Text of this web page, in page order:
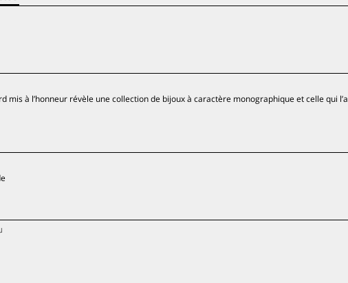
mis à l’honneur révèle une collection de bijoux à caractère monographique et celle qui l’a